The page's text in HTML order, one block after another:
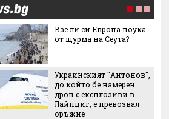
Взе ли си Европа поука
от щурма на Сеута?
Украинският "Антонов",
до който бе намерен
дрон с експлозиви в
Лайпциг, е превозвал
оръжие